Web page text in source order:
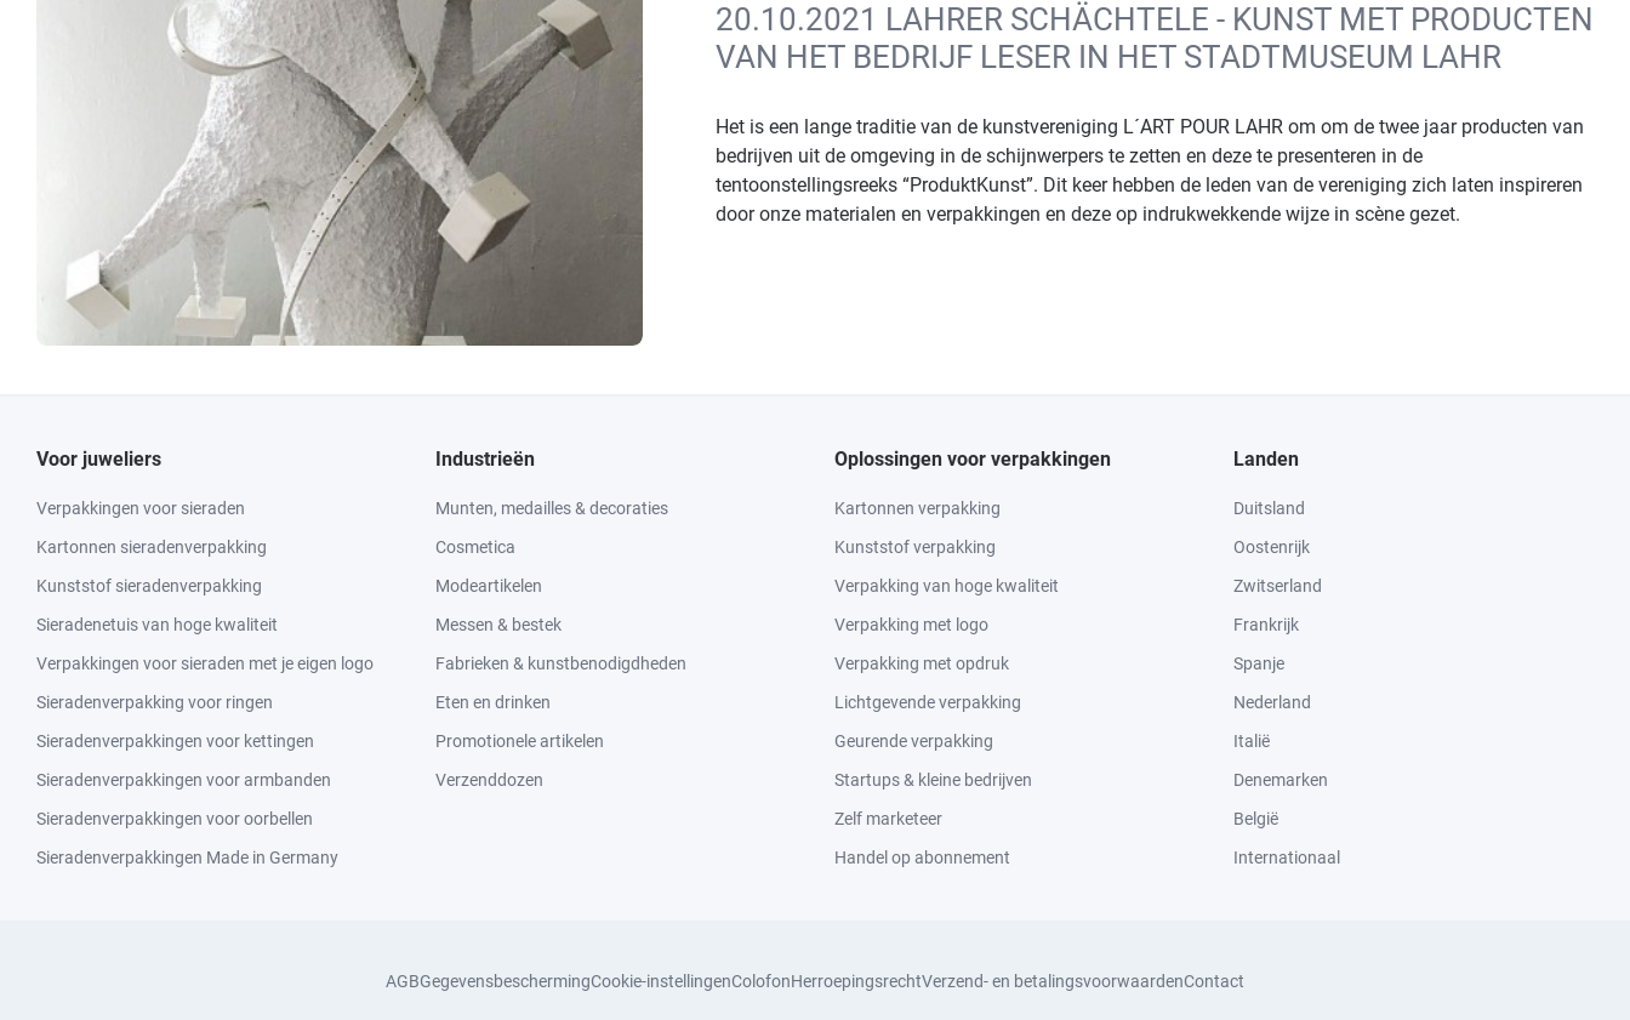
20.10.2021 LAHRER SCHÄCHTELE - KUNST MET PRODUCTEN
VAN HET BEDRIJF LESER IN HET STADTMUSEUM LAHR
Het is een lange traditie van de kunstvereniging L´ART POUR LAHR om om de twee jaar producten van
bedrijven uit de omgeving in de schijnwerpers te zetten en deze te presenteren in de
tentoonstellingsreeks “ProduktKunst”. Dit keer hebben de leden van de vereniging zich laten inspireren
door onze materialen en verpakkingen en deze op indrukwekkende wijze in scène gezet.
Voor juweliers
Verpakkingen voor sieraden
Kartonnen sieradenverpakking
Kunststof sieradenverpakking
Sieradenetuis van hoge kwaliteit
Verpakkingen voor sieraden met je eigen logo
Sieradenverpakking voor ringen
Sieradenverpakkingen voor kettingen
Sieradenverpakkingen voor armbanden
Sieradenverpakkingen voor oorbellen
Sieradenverpakkingen Made in Germany
Industrieën
Munten, medailles & decoraties
Cosmetica
Modeartikelen
Messen & bestek
Fabrieken & kunstbenodigdheden
Eten en drinken
Promotionele artikelen
Verzenddozen
Oplossingen voor verpakkingen
Kartonnen verpakking
Kunststof verpakking
Verpakking van hoge kwaliteit
Verpakking met logo
Verpakking met opdruk
Lichtgevende verpakking
Geurende verpakking
Startups & kleine bedrijven
Zelf marketeer
Handel op abonnement
Landen
Duitsland
Oostenrijk
Zwitserland
Frankrijk
Spanje
Nederland
Italië
Denemarken
België
Internationaal
AGBGegevensbeschermingCookie-instellingenColofonHerroepingsrechtVerzend- en betalingsvoorwaardenContact